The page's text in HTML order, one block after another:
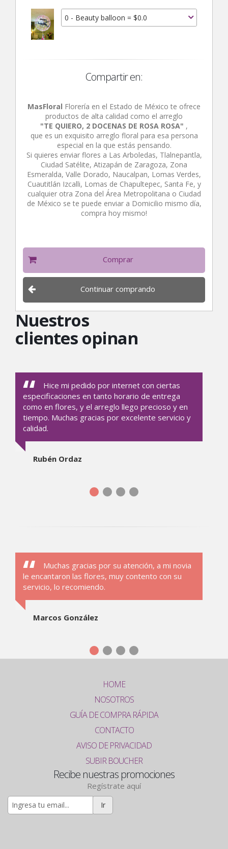
0 - Beauty balloon = $0.0
Compartir en:
MasFloral Florería en el Estado de México te ofrece
productos de alta calidad como el arreglo
"TE QUIERO, 2 DOCENAS DE ROSA ROSA" ,
que es un exquisito arreglo floral para esa persona
especial en la que estás pensando.
Si quieres enviar flores a Las Arboledas, Tlalnepantla,
Ciudad Satélite, Atizapán de Zaragoza, Zona
Esmeralda, Valle Dorado, Naucalpan, Lomas Verdes,
Cuautitlán Izcalli, Lomas de Chapultepec, Santa Fe, y
cualquier otra Zona del Área Metropolitana o Ciudad
de México se te puede enviar a Domicilio mismo día,
compra hoy mismo!
Comprar
Continuar comprando
Nuestros
clientes opinan
Hice mi pedido por internet con ciertas
especificaciones en tanto horario de entrega
como en flores, y el arreglo llego precioso y en
tiempo. Muchas gracias por excelente servicio y
calidad.
Rubén Ordaz
Muchas gracias por su atención, a mi novia
le encantaron las flores, muy contento con su
servicio, lo recomiendo.
Marcos González
HOME
NOSOTROS
GUÍA DE COMPRA RÁPIDA
CONTACTO
AVISO DE PRIVACIDAD
SUBIR BOUCHER
Recibe nuestras promociones
Regístrate aquí
Ir